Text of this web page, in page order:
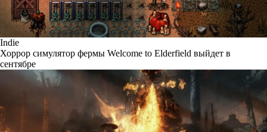
Indie
Хоррор симулятор фермы Welcome to Elderfield выйдет в
сентябре